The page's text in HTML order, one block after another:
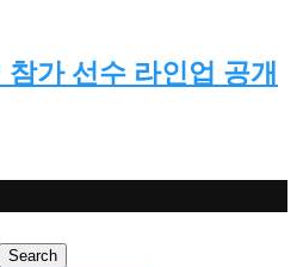
가 선수 라인업 공개
Search